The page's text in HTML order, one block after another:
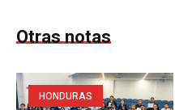
Otras notas
HONDURAS